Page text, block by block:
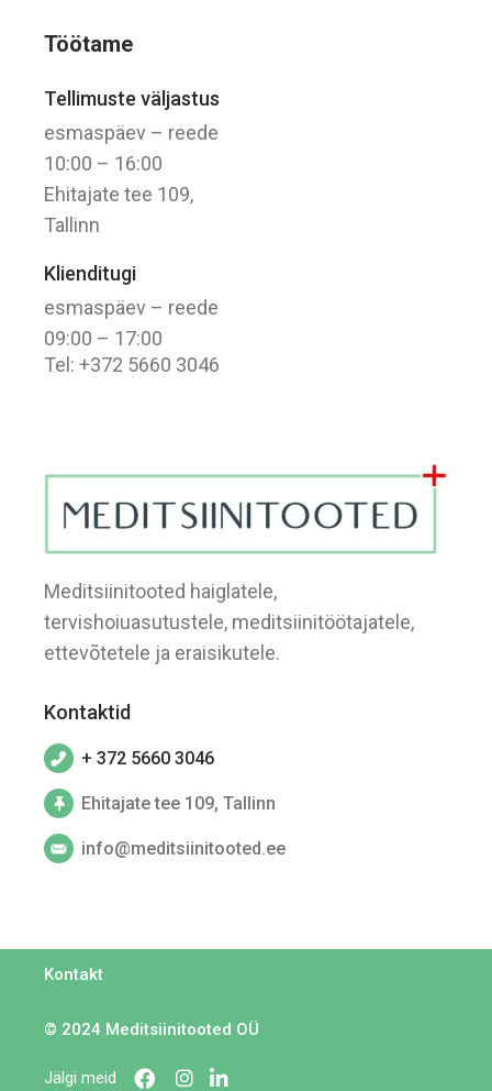
Meditsiinitooted haiglatele,
tervishoiuasutustele, meditsiinitöötajatele,
ettevõtetele ja eraisikutele.
Kontaktid
+ 372 5660 3046
Ehitajate tee 109, Tallinn
info@meditsiinitooted.ee
Töötame
Tellimuste väljastus
esmaspäev – reede
10:00 – 16:00
Ehitajate tee 109,
Tallinn
Klienditugi
esmaspäev – reede
09:00 – 17:00
Tel: +372 5660 3046
Jälgi meid
© 2024 Meditsiinitooted OÜ
Kontakt